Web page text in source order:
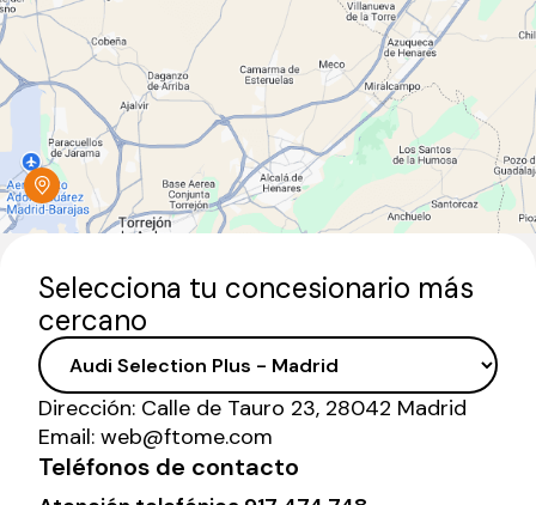
Selecciona tu concesionario más
cercano
Dirección: Calle de Tauro 23, 28042 Madrid
Email: web@ftome.com
Teléfonos de contacto